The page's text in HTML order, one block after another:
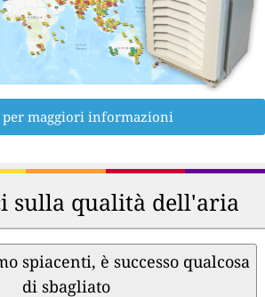
per maggiori informazioni
sulla qualità dell'aria
spiacenti, è successo qualcosa
di sbagliato